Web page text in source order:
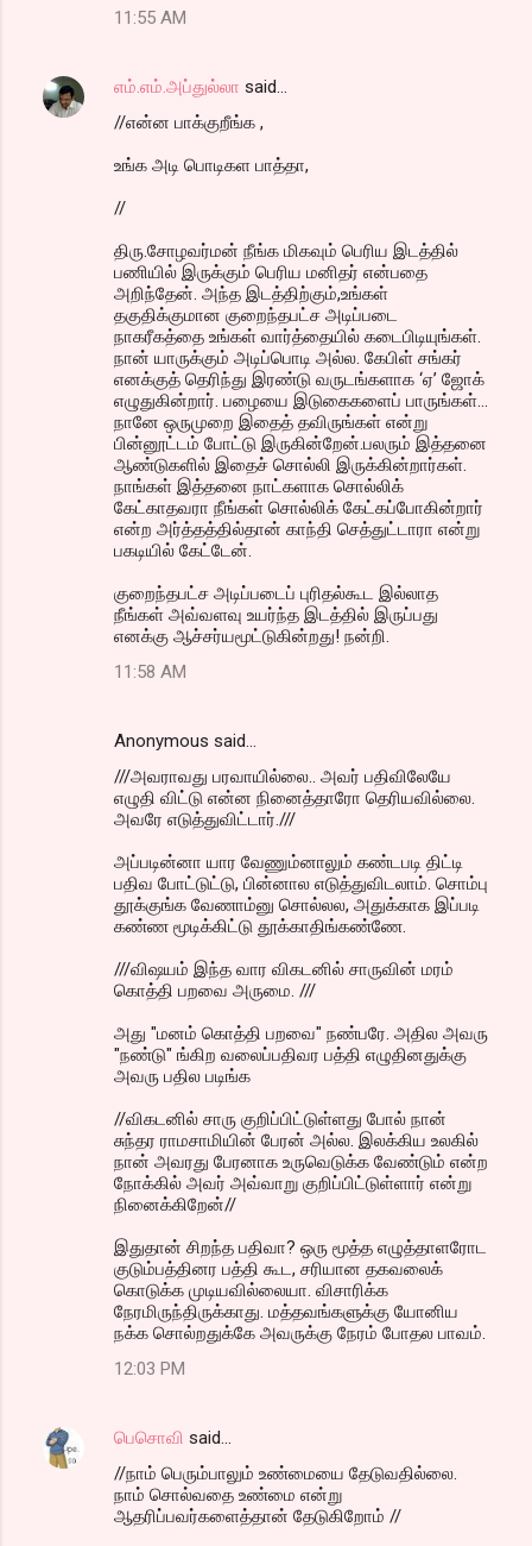
11:55 AM
எம்.எம்.அப்துல்லா said…
//என்ன பாக்குறீங்க ,
உங்க அடி பொடிகள பாத்தா,
//
திரு.சோழவர்மன் நீங்க மிகவும் பெரிய இடத்தில்
பணியில் இருக்கும் பெரிய மனிதர் என்பதை
அறிந்தேன். அந்த இடத்திற்கும்,உங்கள்
தகுதிக்குமான குறைந்தபட்ச அடிப்படை
நாகரீகத்தை உங்கள் வார்த்தையில் கடைபிடியுங்கள்.
நான் யாருக்கும் அடிப்பொடி அல்ல. கேபிள் சங்கர்
எனக்குத் தெரிந்து இரண்டு வருடங்களாக ‘ஏ’ ஜோக்
எழுதுகின்றார். பழையை இடுகைகளைப் பாருங்கள்...
நானே ஒருமுறை இதைத் தவிருங்கள் என்று
பின்னூட்டம் போட்டு இருகின்றேன்.பலரும் இத்தனை
ஆண்டுகளில் இதைச் சொல்லி இருக்கின்றார்கள்.
நாங்கள் இத்தனை நாட்களாக சொல்லிக்
கேட்காதவரா நீங்கள் சொல்லிக் கேட்கப்போகின்றார்
என்ற அர்த்தத்தில்தான் காந்தி செத்துட்டாரா என்று
பகடியில் கேட்டேன்.
குறைந்தபட்ச அடிப்படைப் புரிதல்கூட இல்லாத
நீங்கள் அவ்வளவு உயர்ந்த இடத்தில் இருப்பது
எனக்கு ஆச்சர்யமூட்டுகின்றது! நன்றி.
11:58 AM
Anonymous said…
///அவராவது பரவாயில்லை.. அவர் பதிவிலேயே
எழுதி விட்டு என்ன நினைத்தாரோ தெரியவில்லை.
அவரே எடுத்துவிட்டார்.///
அப்படின்னா யார வேணும்னாலும் கண்டபடி திட்டி
பதிவ போட்டுட்டு, பின்னால எடுத்துவிடலாம். சொம்பு
தூக்குங்க வேணாம்னு சொல்லல, அதுக்காக இப்படி
கண்ண மூடிக்கிட்டு தூக்காதிங்கண்ணே.
///விஷயம் இந்த வார விகடனில் சாருவின் மரம்
கொத்தி பறவை அருமை. ///
அது "மனம் கொத்தி பறவை" நண்பரே. அதில அவரு
"நண்டு" ங்கிற வலைப்பதிவர பத்தி எழுதினதுக்கு
அவரு பதில படிங்க
//விகடனில் சாரு குறிப்பிட்டுள்ளது போல் நான்
சுந்தர ராமசாமியின் பேரன் அல்ல. இலக்கிய உலகில்
நான் அவரது பேரனாக உருவெடுக்க வேண்டும் என்ற
நோக்கில் அவர் அவ்வாறு குறிப்பிட்டுள்ளார் என்று
நினைக்கிறேன்//
இதுதான் சிறந்த பதிவா? ஒரு மூத்த எழுத்தாளரோட
குடும்பத்தினர பத்தி கூட, சரியான தகவலைக்
கொடுக்க முடியவில்லையா. விசாரிக்க
நேரமிருந்திருக்காது. மத்தவங்களுக்கு யோனிய
நக்க சொல்றதுக்கே அவருக்கு நேரம் போதல பாவம்.
12:03 PM
பெசொவி said…
//நாம் பெரும்பாலும் உண்மையை தேடுவதில்லை.
நாம் சொல்வதை உண்மை என்று
ஆதரிப்பவர்களைத்தான் தேடுகிறோம் //